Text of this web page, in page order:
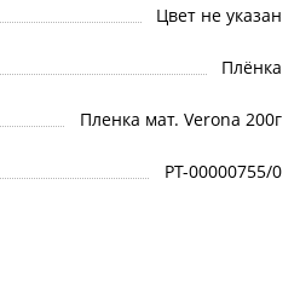
Цвет не указан
Плёнка
Пленка мат. Verona 200г
РТ-00000755/0